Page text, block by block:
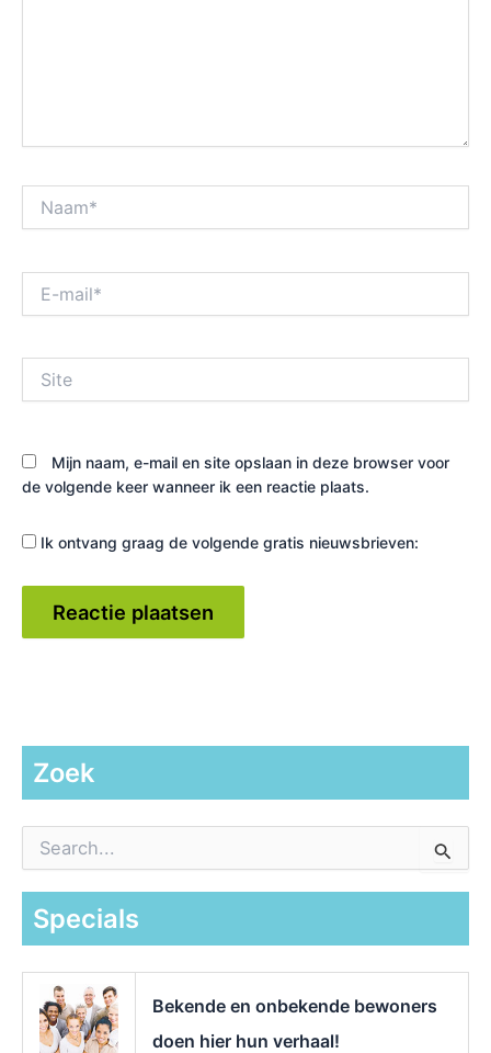
mail*
Mijn naam, e-mail en site opslaan in deze browser voor
de volgende keer wanneer ik een reactie plaats.
Ik ontvang graag de volgende gratis nieuwsbrieven:
Zoek
a
Specials
Bekende en onbekende bewoners
doen hier hun verhaal!